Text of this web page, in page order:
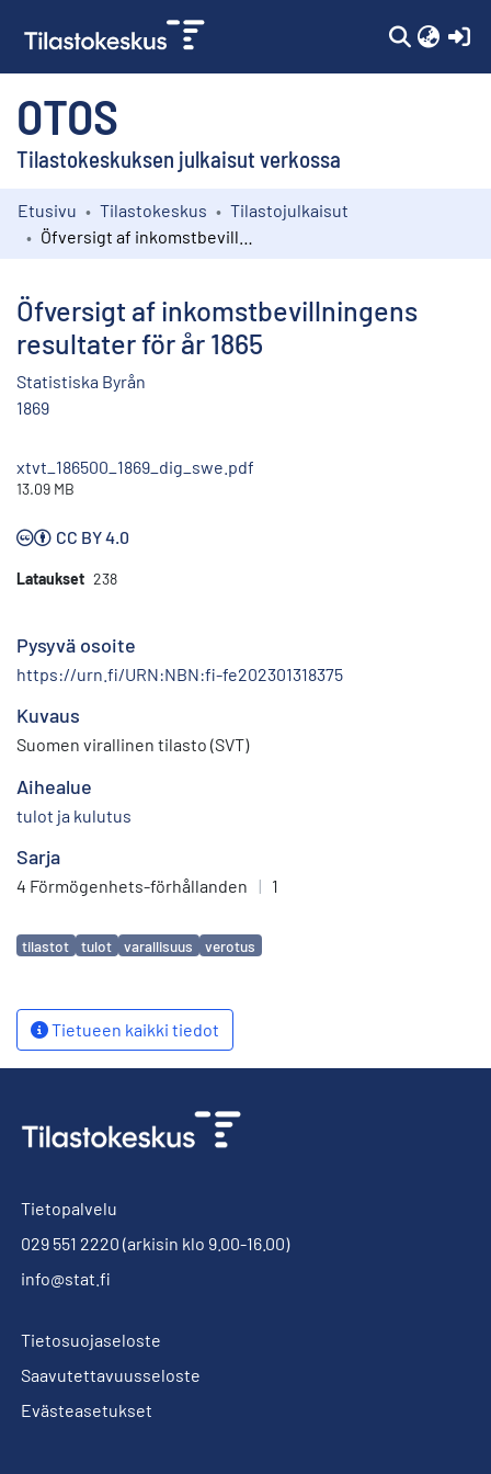
OTOS
Tilastokeskuksen julkaisut verkossa
Kokoelmat
Etusivu Tilastokeskus
Tilastojulkaisut
Öfversigt af inkomstbevillningens
resultater för år 1865
Statistiska Byrån
1869
xtvt_186500_1869_dig_swe.pdf
13.09 MB
CC BY 4.0
Lataukset 238
Pysyvä osoite
https://urn.fi/URN:NBN:fi-fe202301318375
Kuvaus
Suomen virallinen tilasto (SVT)
Aihealue
tulot ja kulutus
Sarja
4 Förmögenhets-förhållanden | 1
Avainsanat
tilastot tulot varallisuus verotus
Tietueen kaikki tiedot
Tietopalvelu
029 551 2220 (arkisin klo 9.00-16.00)
info@stat.fi
Tietosuojaseloste
Saavutettavuusseloste
Evästeasetukset